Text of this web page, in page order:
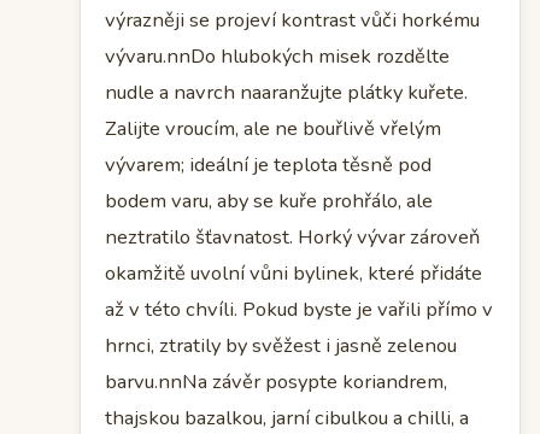
výrazněji se projeví kontrast vůči horkému
vývaru.nnDo hlubokých misek rozdělte
nudle a navrch naaranžujte plátky kuřete.
Zalijte vroucím, ale ne bouřlivě vřelým
vývarem; ideální je teplota těsně pod
bodem varu, aby se kuře prohřálo, ale
neztratilo šťavnatost. Horký vývar zároveň
okamžitě uvolní vůni bylinek, které přidáte
až v této chvíli. Pokud byste je vařili přímo v
hrnci, ztratily by svěžest i jasně zelenou
barvu.nnNa závěr posypte koriandrem,
thajskou bazalkou, jarní cibulkou a chilli, a